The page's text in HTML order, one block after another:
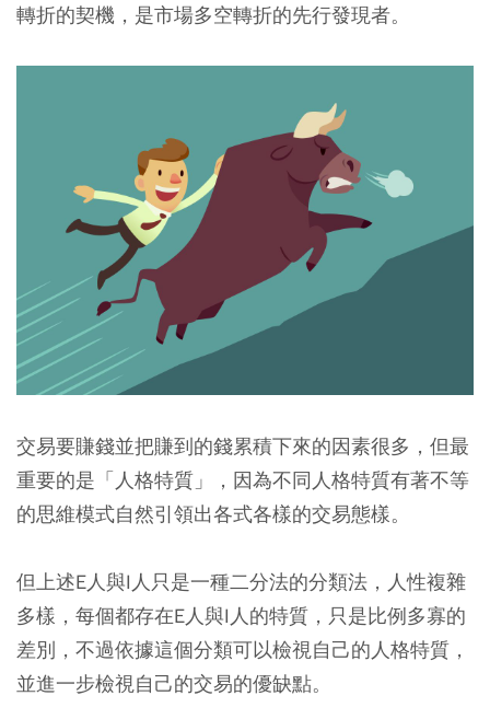
轉折的契機，是市場多空轉折的先行發現者。
交易要賺錢並把賺到的錢累積下來的因素很多，但最
重要的是「人格特質」，因為不同人格特質有著不等
的思維模式自然引領出各式各樣的交易態樣。
但上述E人與I人只是一種二分法的分類法，人性複雜
多樣，每個都存在E人與I人的特質，只是比例多寡的
差別，不過依據這個分類可以檢視自己的人格特質，
並進一步檢視自己的交易的優缺點。